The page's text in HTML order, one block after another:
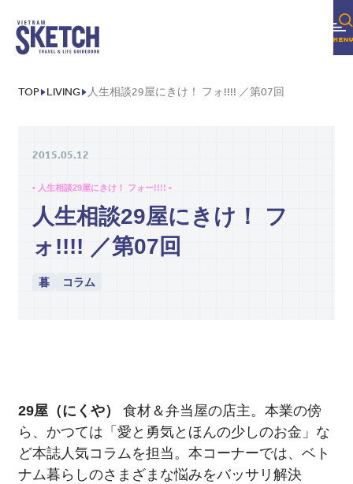
TOP LIVING 人生相談29屋にきけ！ フォ!!!! ／第07回
2015.05.12
• 人生相談29屋にきけ！ フォー!!!! •
人生相談29屋にきけ！ フ
ォ!!!! ／第07回
暮 コラム
29屋（にくや）
食材＆弁当屋の店主。本業の傍
ら、かつては「愛と勇気とほんの少しのお金」な
ど本誌人気コラムを担当。本コーナーでは、ベト
ナム暮らしのさまざまな悩みをバッサリ解決